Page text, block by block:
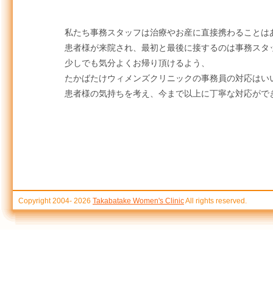
私たち事務スタッフは治療やお産に直接携わることは
患者様が来院され、最初と最後に接するのは事務スタ
少しでも気分よくお帰り頂けるよう、
たかばたけウィメンズクリニックの事務員の対応は
患者様の気持ちを考え、今まで以上に丁寧な対応が
Copyright 2004- 2026 Takabatake Women's ClinicAll rights reserved.